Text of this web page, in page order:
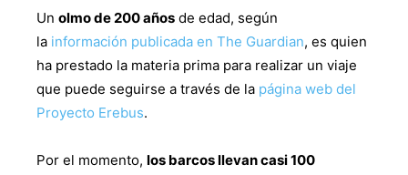
Un olmo de 200 años de edad, según
la información publicada en The Guardian, es quien
ha prestado la materia prima para realizar un viaje
que puede seguirse a través de la página web del
Proyecto Erebus.
Por el momento, los barcos llevan casi 100